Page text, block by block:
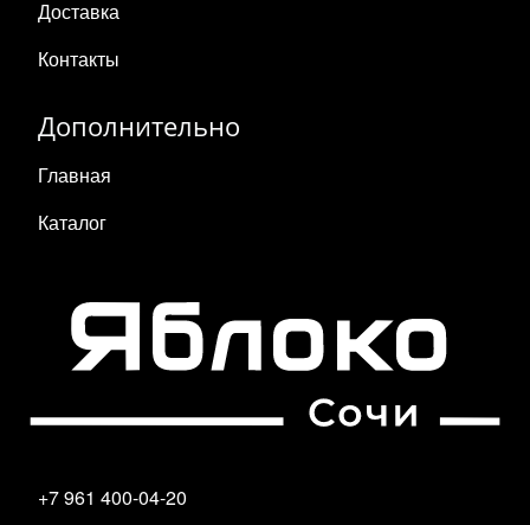
Доставка
Контакты
Дополнительно
Главная
Каталог
+7 961 400-04-20